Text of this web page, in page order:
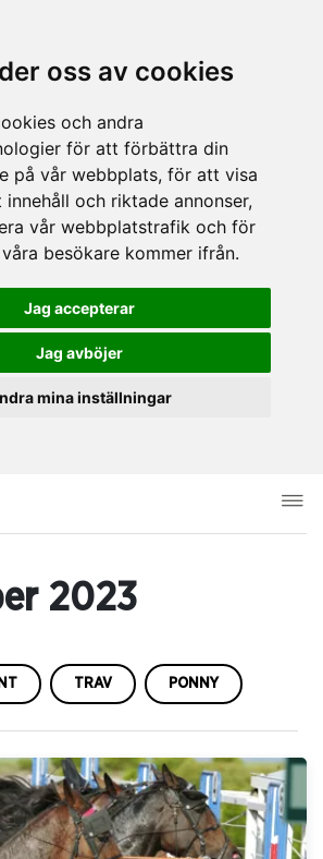
oss av cookies
och andra
för att förbättra din
på vår webbplats, för att visa
och riktade annonser,
vår webbplatstrafik och för
besökare kommer ifrån.
Jag accepterar
Jag avböjer
mina inställningar
2023
TRAV PONNY